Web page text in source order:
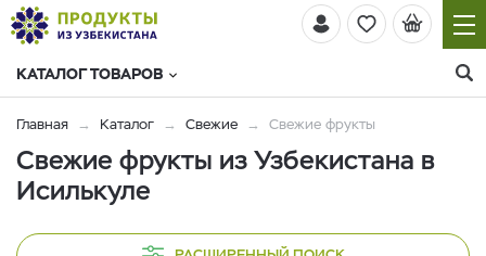
КАТАЛОГ ТОВАРОВ
Главная Каталог Свежие Свежие фрукты
Свежие фрукты из Узбекистана в
Исилькуле